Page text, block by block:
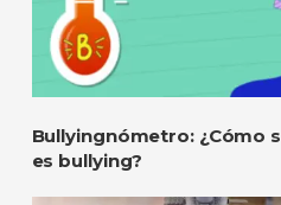
Bullyingnómetro: ¿Cómo
es bullying?